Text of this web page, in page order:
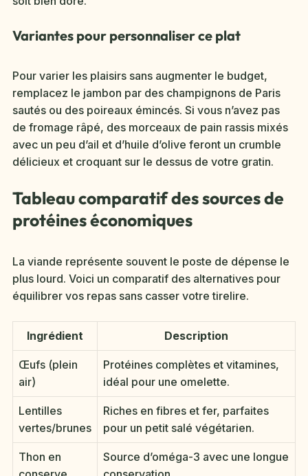
Variantes pour personnaliser ce plat
Pour varier les plaisirs sans augmenter le budget,
remplacez le jambon par des champignons de Paris
sautés ou des poireaux émincés. Si vous n’avez pas
de fromage râpé, des morceaux de pain rassis mixés
avec un peu d’ail et d’huile d’olive feront un crumble
délicieux et croquant sur le dessus de votre gratin.
Tableau comparatif des sources de
protéines économiques
La viande représente souvent le poste de dépense le
plus lourd. Voici un comparatif des alternatives pour
équilibrer vos repas sans casser votre tirelire.
Ingrédient Description
Œufs (plein
air)
Protéines complètes et vitamines,
idéal pour une omelette.
Lentilles
vertes/brunes
Riches en fibres et fer, parfaites
pour un petit salé végétarien.
Thon en
Source d’oméga-3 avec une longue